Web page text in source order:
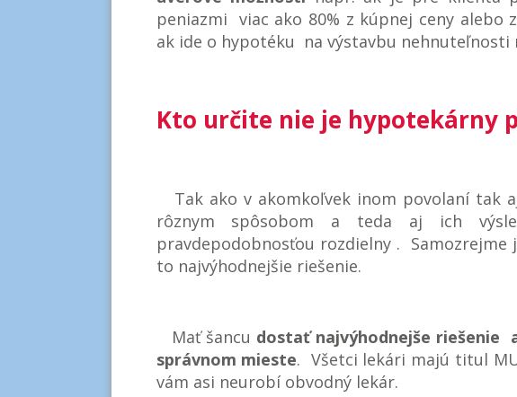
peniazmi viac ako 80% z kúpnej ceny alebo
ak ide o hypotéku na výstavbu nehnuteľnosti
Kto určite nie je hypotekárny
Tak ako v akomkoľvek inom povolaní tak
rôznym spôsobom a teda aj ich
pravdepodobnosťou rozdielny .
to najvýhodnejšie riešenie.
Mať šancu dostať najvýhodnejše riešenie
správnom mieste. Všetci lekári majú titul
vám asi neurobí obvodný lekár.